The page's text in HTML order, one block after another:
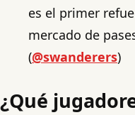
es el primer
mercado de
(@swanderers)
¿Qué